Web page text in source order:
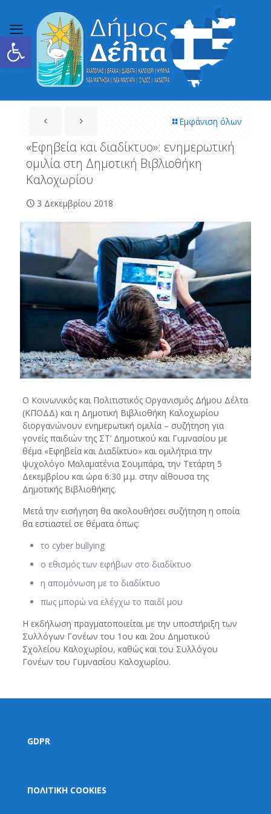
Ανοίξτε τη γραμμή εργαλείων
Εμφάνιση όλων
«Εφηβεία και διαδίκτυο»: ενημερωτική
ομιλία στη Δημοτική Βιβλιοθήκη
Καλοχωρίου
3 Δεκεμβρίου 2018
Ο Κοινωνικός και Πολιτιστικός Οργανισμός Δήμου Δέλτα
(ΚΠΟΔΔ) και η Δημοτική Βιβλιοθήκη Καλοχωρίου
διοργανώνουν ενημερωτική ομιλία – συζήτηση για
γονείς παιδιών της ΣΤ’ Δημοτικού και Γυμνασίου με
θέμα «Εφηβεία και Διαδίκτυο» και ομιλήτρια την
ψυχολόγο Μαλαματένια Σουμπάρα, την Τετάρτη 5
Δεκεμβρίου και ώρα 6:30 μ.μ. στην αίθουσα της
Δημοτικής Βιβλιοθήκης.
Μετά την εισήγηση θα ακολουθήσει συζήτηση η οποία
θα εστιαστεί σε θέματα όπως:
το cyber bullying
ο εθισμός των εφήβων στο διαδίκτυο
η απομόνωση με το διαδίκτυο
πως μπορώ να ελέγχω το παιδί μου
Η εκδήλωση πραγματοποιείται με την υποστήριξη των
Συλλόγων Γονέων του 1ου και 2ου Δημοτικού
Σχολείου Καλοχωρίου, καθώς και του Συλλόγου
Γονέων του Γυμνασίου Καλοχωρίου.
GDPR
ΠΟΛΙΤΙΚΗ COOKIES